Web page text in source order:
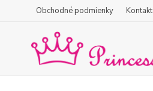
Obchodné podmienky Kontakt